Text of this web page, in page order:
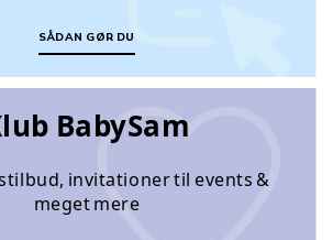
SÅDAN GØR DU
BabySam
invitationer til events &
meget mere